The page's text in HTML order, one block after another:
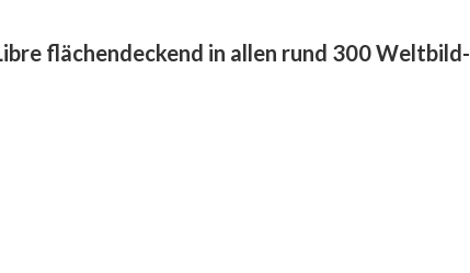
flächendeckend in allen rund 300 Weltbild-